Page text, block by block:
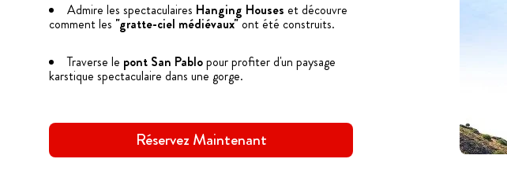
Admire les spectaculaires Hanging Houses et découvre
comment les "gratte-ciel médiévaux"ont été construits.
Traverse le pont San Pablopour profiter d'un paysage
karstique spectaculaire dans une gorge.
Réservez Maintenant